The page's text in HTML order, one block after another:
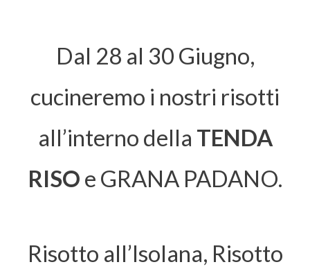
Dal 28 al 30 Giugno,
cucineremo i nostri risotti
all’interno della TENDA
RISO e GRANA PADANO.
Risotto all’Isolana, Risotto